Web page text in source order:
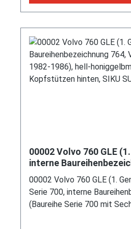
Armaturenbrett im Bereich
rechteckige flache
Armaturenbrett, Designer:
Ausstattungslinie 760 GLE:
Wisch-Waschanlage +
Nebelscheinwerfern +
Wischerintervallschaltung +
und hinten + Ablage in den
beleuchteter Make-up-
+ 3-Gang-
Ablagefach zwischen den
beheizbare Vordersitze +
Fahrersitz + einstellbare
00002 Volvo 760 GLE
interne
Vorfacelift, Modell
honiggelbmetallic, mit
hinten, SIKU SUPER,
00002 Volvo 760 GLE (1.
Serie 700, interne
(Baureihe Serie 700 mit